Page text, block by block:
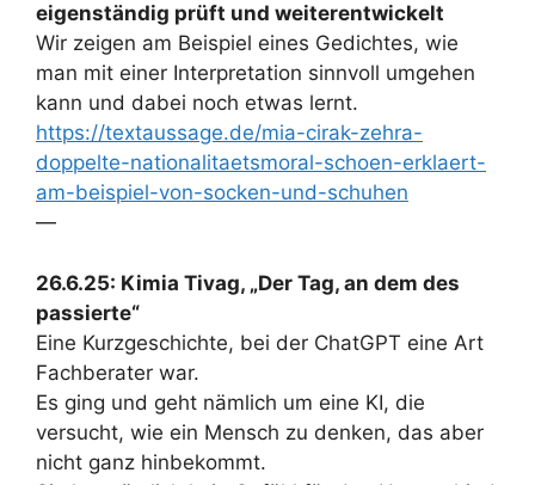
eigenständig prüft und weiterentwickelt
Wir zeigen am Beispiel eines Gedichtes, wie
man mit einer Interpretation sinnvoll umgehen
kann und dabei noch etwas lernt.
https://textaussage.de/mia-cirak-zehra-
doppelte-nationalitaetsmoral-schoen-erklaert-
am-beispiel-von-socken-und-schuhen
—
26.6.25: Kimia Tivag, „Der Tag, an dem des
passierte“
Eine Kurzgeschichte, bei der ChatGPT eine Art
Fachberater war.
Es ging und geht nämlich um eine KI, die
versucht, wie ein Mensch zu denken, das aber
nicht ganz hinbekommt.